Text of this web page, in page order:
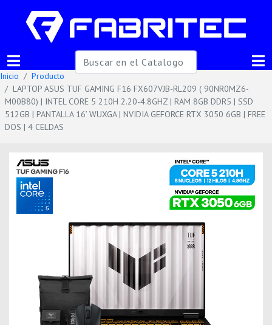
Inicio
Producto
LAPTOP ASUS TUF GAMING F16 FX607VJB-RL209 ( 90NR0MZ6-
M00B80) | INTEL CORE 5 210H 2.20-4.8GHZ | RAM 8GB DDR5 | SSD
512GB | PANTALLA 16’ WUXGA | NVIDIA GEFORCE RTX 3050 6GB | FREE
DOS | 4 CELDAS